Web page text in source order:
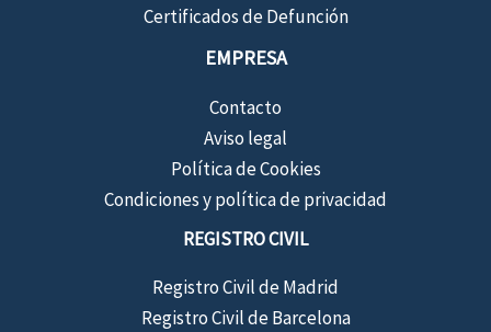
Certificados de Defunción
EMPRESA
Contacto
Aviso legal
Política de Cookies
Condiciones y política de privacidad
REGISTRO CIVIL
Registro Civil de Madrid
Registro Civil de Barcelona